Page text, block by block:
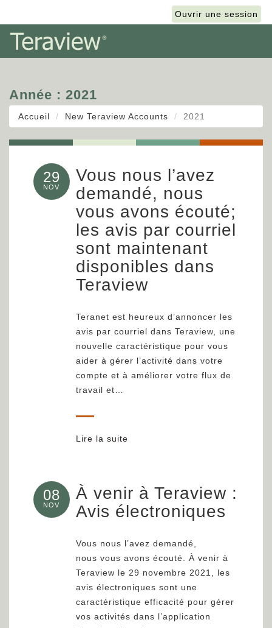
Ouvrir une session
Année : 2021
Accueil New Teraview Accounts 2021
29
NOV
Vous nous l’avez
demandé, nous
vous avons écouté;
les avis par courriel
sont maintenant
disponibles dans
Teraview
Teranet est heureux d’annoncer les
avis par courriel dans Teraview, une
nouvelle caractéristique pour vous
aider à gérer l’activité dans votre
compte et à améliorer votre flux de
travail et…
Lire la suite
08
NOV
À venir à Teraview :
Avis électroniques
Vous nous l’avez demandé,
nous vous avons écouté. À venir à
Teraview le 29 novembre 2021, les
avis électroniques sont une
caractéristique efficacité pour gérer
vos activités dans l’application